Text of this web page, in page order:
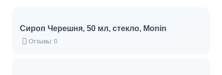
Сироп Черешня, 50 мл, стекло, Monin
Отзывы: 0